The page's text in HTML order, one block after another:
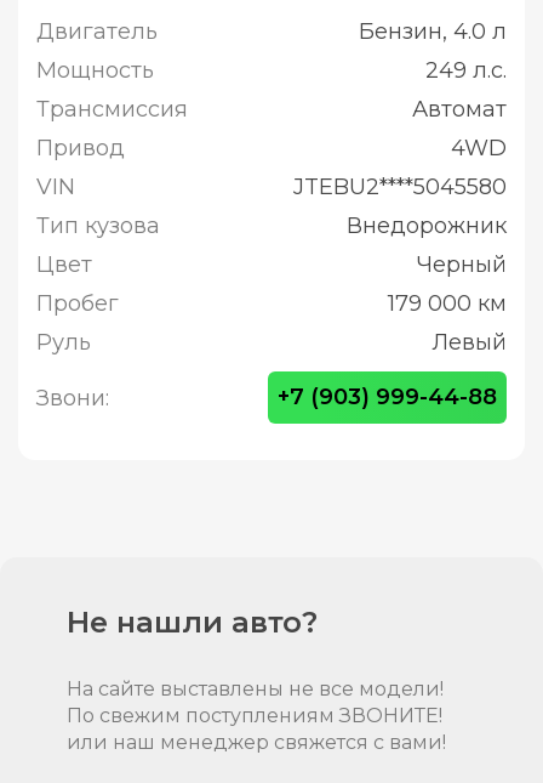
Двигатель
Бензин, 4.0 л
Мощность
249 л.с.
Трансмиссия
Автомат
Привод
4WD
VIN
JTEBU2****5045580
Тип кузова
Внедорожник
Цвет
Черный
Пробег
179 000 км
Руль
Левый
Звони: +7 (903) 999-44-88
Не нашли авто?
На сайте выставлены не все модели!
По свежим поступлениям ЗВОНИТЕ!
или наш менеджер свяжется с вами!